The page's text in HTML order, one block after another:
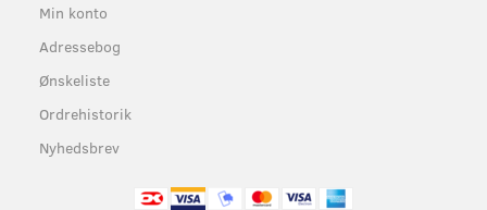
Min konto
Adressebog
Ønskeliste
Ordrehistorik
Nyhedsbrev